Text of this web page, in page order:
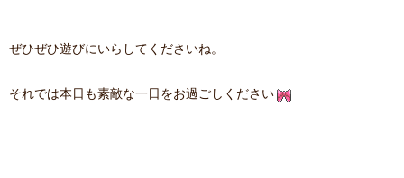
ぜひぜひ遊びにいらしてくださいね。
それでは本日も素敵な一日をお過ごしください